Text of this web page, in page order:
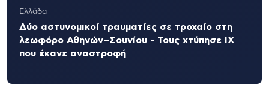
Ελλάδα
Δύο αστυνομικοί τραυματίες σε τροχαίο στη
λεωφόρο Αθηνών–Σουνίου - Τους χτύπησε ΙΧ
που έκανε αναστροφή